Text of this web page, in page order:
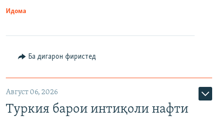
Идома
Ба дигарон фиристед
Август 06, 2026
Туркия барои интиқоли нафти